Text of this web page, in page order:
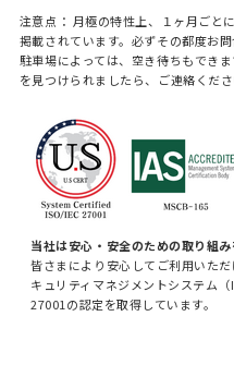
注意点： 月極の特性上、１ヶ月ごと
掲載されています。必ずその都度お
駐車場によっては、空き待ちもでき
を見つけられましたら、ご連絡くださ
当社は安心・安全のための取り組み
皆さまにより安心してご利用いた
キュリティマネジメントシステム
27001の認定を取得しています。